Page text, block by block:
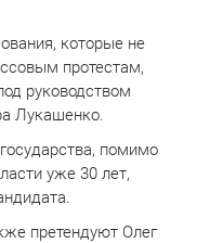
которые не
протестам,
руководством
Лукашенко.
помимо
уже 30 лет,
претендуют Олег